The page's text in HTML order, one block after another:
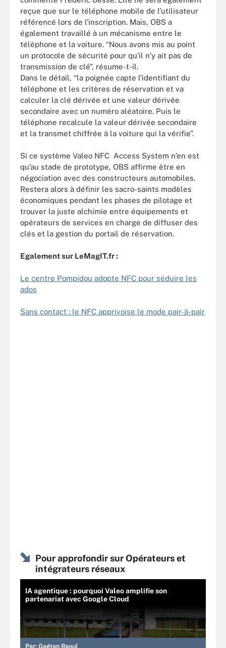
reçue que sur le téléphone mobile de l’utilisateur
référencé lors de l’inscription. Mais, OBS a
également travaillé à un mécanisme entre le
téléphone et la voiture. “Nous avons mis au point
un protocole de sécurité pour qu’il n’y ait pas de
transmission de clé”, résume-t-il.
Dans le détail, “la poignée capte l’identifiant du
téléphone et les critères de réservation et va
calculer la clé dérivée et une valeur dérivée
secondaire avec un numéro aléatoire. Puis le
téléphone recalcule la valeur dérivée secondaire
et la transmet chiffrée à la voiture qui la vérifie”.
Si ce système Valeo NFC Access System n’en est
qu’au stade de prototype, OBS affirme être en
négociation avec des constructeurs automobiles.
Restera alors à définir les sacro-saints modèles
économiques pendant les phases de pilotage et
trouver la juste alchimie entre équipements et
opérateurs de services en charge de diffuser des
clés et la gestion du portail de réservation.
Egalement sur LeMagIT.fr :
Le centre Pompidou adopte NFC pour séduire les
ados
Sans contact : le NFC apprivoise le mode pair-à-pair
Pour approfondir sur Opérateurs et
intégrateurs réseaux
IA agentique : pourquoi Valeo amplifie son
partenariat avec Google Cloud
Par: Gaétan Raoul